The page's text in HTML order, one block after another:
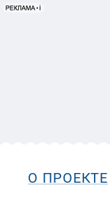
О ПРОЕКТЕ